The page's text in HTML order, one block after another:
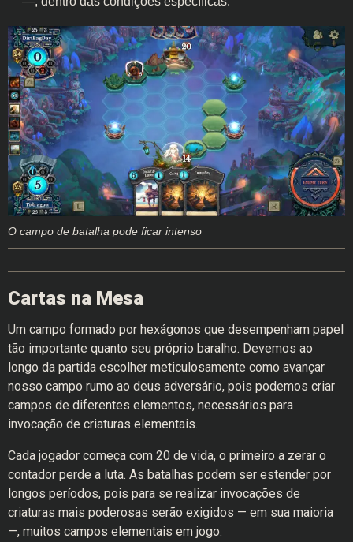
O campo de batalha pode ficar intenso
Cartas na Mesa
Um campo formado por hexágonos que desempenham papel
tão importante quanto seu próprio baralho. Devemos ao
longo da partida escolher meticulosamente como avançar
nosso campo rumo ao deus adversário, pois podemos criar
campos de diferentes elementos, necessários para
invocação de criaturas elementais.
Cada jogador começa com 20 de vida, o primeiro a zerar o
contador perde a luta. As batalhas podem ser estender por
longos períodos, pois para se realizar invocações de
criaturas mais poderosas serão exigidos — em sua maioria
—, muitos campos elementais em jogo.